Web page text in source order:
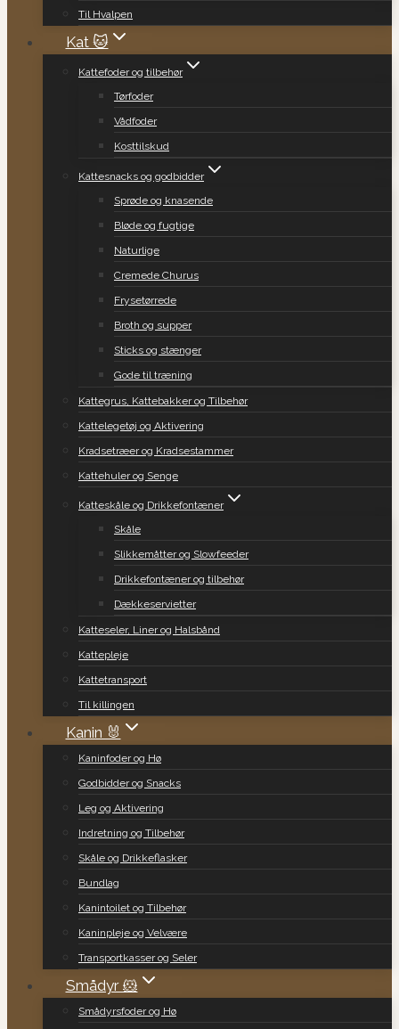
Til Hvalpen
Kat 🐱
Kattefoder og tilbehør
Tørfoder
Vådfoder
Kosttilskud
Kattesnacks og godbidder
Sprøde og knasende
Bløde og fugtige
Naturlige
Cremede Churus
Frysetørrede
Broth og supper
Sticks og stænger
Gode til træning
Kattegrus, Kattebakker og Tilbehør
Kattelegetøj og Aktivering
Kradsetræer og Kradsestammer
Kattehuler og Senge
Katteskåle og Drikkefontæner
Skåle
Slikkemåtter og Slowfeeder
Drikkefontæner og tilbehør
Dækkeservietter
Katteseler, Liner og Halsbånd
Kattepleje
Kattetransport
Til killingen
Kanin 🐰
Kaninfoder og Hø
Godbidder og Snacks
Leg og Aktivering
Indretning og Tilbehør
Skåle og Drikkeflasker
Bundlag
Kanintoilet og Tilbehør
Kaninpleje og Velvære
Transportkasser og Seler
Smådyr 🐹
Smådyrsfoder og Hø